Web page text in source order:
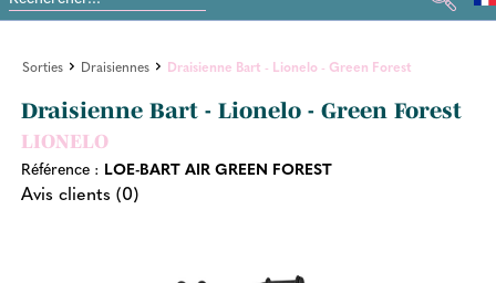
Sorties Draisiennes Draisienne Bart - Lionelo - Green Forest
Draisienne Bart - Lionelo - Green Forest
LIONELO
Référence : LOE-BART AIR GREEN FOREST
Avis clients (0)